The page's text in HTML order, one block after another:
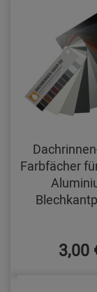
Farbfächer
3,00